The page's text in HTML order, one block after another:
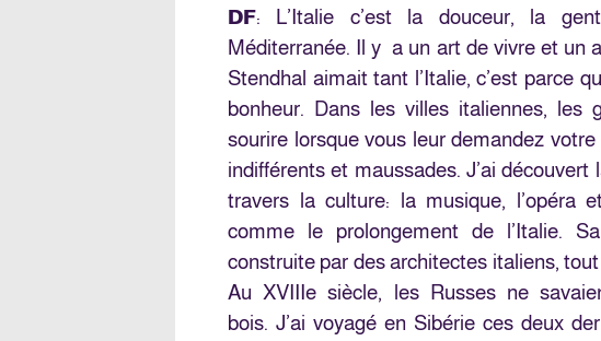
DF: L’Italie c’est la douceur, la
Méditerranée. Il y a un art de vivre et un
Stendhal aimait tant l’Italie, c’est parce
bonheur. Dans les villes italiennes, les
sourire lorsque vous leur demandez
indifférents et maussades. J’ai
travers la culture: la musique, l’opéra
comme le prolongement de l’Italie.
construite par des architectes italiens,
Au XVIIIe siècle, les Russes ne
bois. J’ai voyagé en Sibérie ces deux